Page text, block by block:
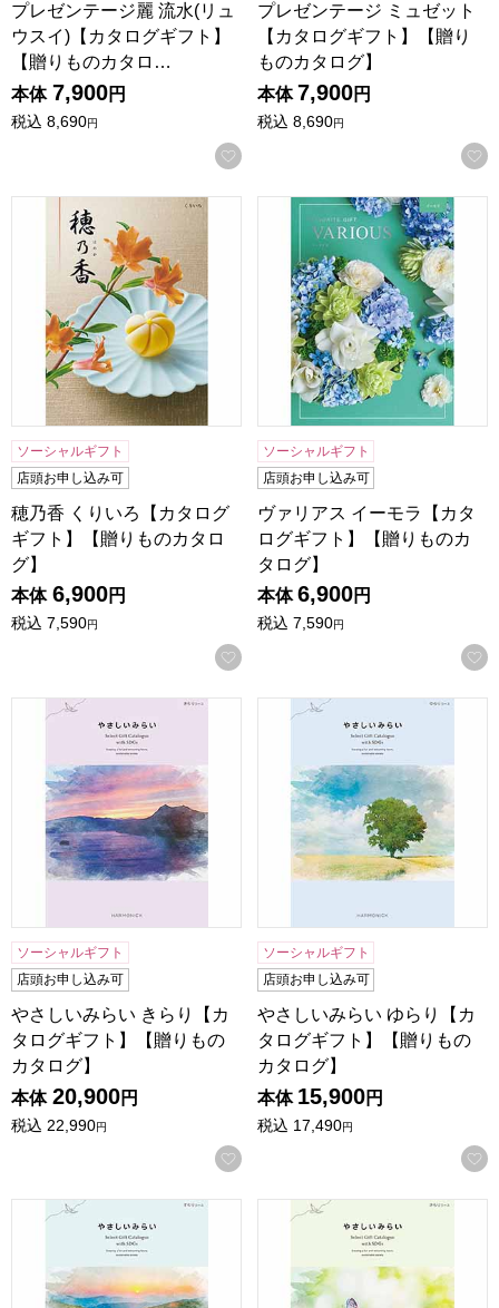
プレゼンテージ麗 流水(リュ
ウスイ)【カタログギフト】
【贈りものカタロ…
本体 7,900円
税込 8,690円
お気に入りに登録する
プレゼンテージ ミュゼット
【カタログギフト】【贈り
ものカタログ】
本体 7,900円
税込 8,690円
穂乃香 くりいろ【カタログギフト】【贈りものカタログ】
ソーシャルギフト
店頭お申し込み可
穂乃香 くりいろ【カタログ
ギフト】【贈りものカタロ
グ】
本体 6,900円
税込 7,590円
お気に入りに登録する
ヴァリアス イーモラ【カタ
ソーシャルギフト
店頭お申し込み可
ヴァリアス イーモラ【カタ
ログギフト】【贈りものカ
タログ】
本体 6,900円
税込 7,590円
やさしいみらい きらり【カタログギフト】【贈りものカタ
ソーシャルギフト
店頭お申し込み可
やさしいみらい きらり【カ
タログギフト】【贈りもの
カタログ】
本体 20,900円
税込 22,990円
お気に入りに登録する
やさしいみらい ゆらり【カ
ソーシャルギフト
店頭お申し込み可
やさしいみらい ゆらり【カ
タログギフト】【贈りもの
カタログ】
本体 15,900円
税込 17,490円
やさしいみらい すらり【カタログギフト】【贈りものカタ
やさしいみらい さらり【カ